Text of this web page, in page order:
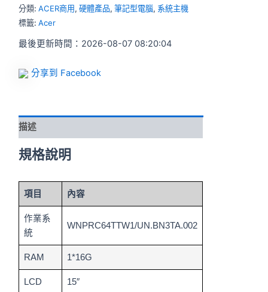
分類:ACER商用,硬體產品,筆記型電腦, 系統主機
標籤:Acer
最後更新時間：2026-08-07 08:20:04
分享到 Facebook
描述
規格說明
項目 內容
作業系
統
WNPRC64TTW1/UN.BN3TA.002
RAM 1*16G
LCD 15″